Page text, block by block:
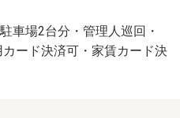
トイレ別／バルコニー／エ
ワー付洗面台／ＴＶインタ
置／シューズボックス／シ
／温水洗浄便座／洗面所独
車場2台分・管理人巡回・
ード決済可・家賃カード決